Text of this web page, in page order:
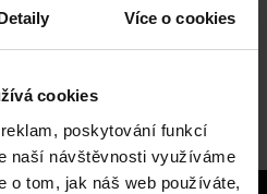
Více o cookies
cookies
poskytování funkcí
naší návštěvnosti využíváme
o tom, jak náš web používáte,